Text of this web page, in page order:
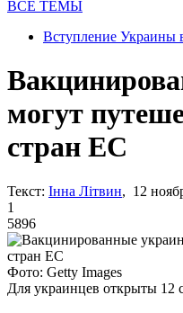
ВСЕ ТЕМЫ
Вступление Украины
могут
стран ЕС
Текст: Інна Літвин, 12
1
5896
Фото: Getty Images
Для украинцев открыты 12